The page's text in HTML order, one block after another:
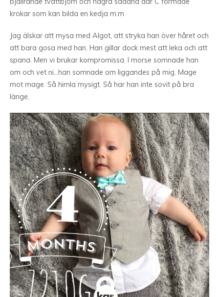
krokar som kan bilda en kedja m.m
Jag älskar att mysa med Algot, att stryka han över håret och
att bara gosa med han. Han gillar dock mest att leka och att
spana. Men vi brukar kompromissa. I morse somnade han
om och vet ni…han somnade om liggandes på mig. Mage
mot mage. Så himla mysigt. Så har han inte sovit på bra
länge.